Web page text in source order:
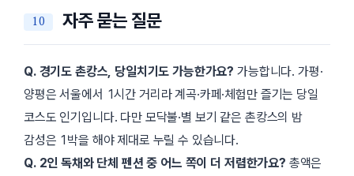
자주 묻는 질문
Q. 경기도 촌캉스, 당일치기도 가능한가요? 가능합니다. 가평·
양평은 서울에서 1시간 거리라 계곡·카페·체험만 즐기는 당일
코스도 인기입니다. 다만 모닥불·별 보기 같은 촌캉스의 밤
감성은 1박을 해야 제대로 누릴 수 있습니다.
Q. 2인 독채와 단체 펜션 중 어느 쪽이 더 저렴한가요? 총액은